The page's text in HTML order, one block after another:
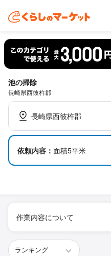
池の掃除
長崎県西彼杵郡
長崎県西彼杵郡
依頼内容： 面積5平米
作業内容について